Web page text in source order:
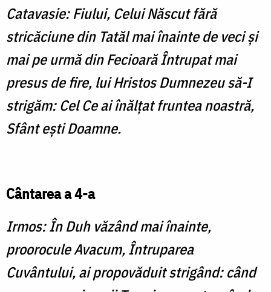
Catavasie: Fiului, Celui Născut fără
stricăciune din Tatăl mai înainte de veci şi
mai pe urmă din Fecioară Întrupat mai
presus de fire, lui Hristos Dumnezeu să-I
strigăm: Cel Ce ai înălţat fruntea noastră,
Sfânt eşti Doamne.
Cântarea a 4-a
Irmos: În Duh văzând mai înainte,
proorocule Avacum, Întruparea
Cuvântului, ai propovăduit strigând: când